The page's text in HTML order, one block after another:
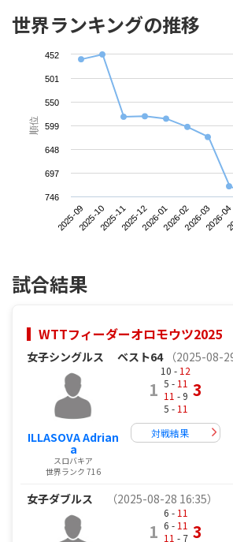
世界ランキングの推移
順位
2025-092025-102025-112025-122026-012026-022026-032026-04
452
501
550
599
648
697
746
試合結果
WTTフィーダーオロモウツ2025
女子シングルス ベスト64 （2025-08-
ILLASOVA Adrian
a
スロバキア
世界ランク 716
1
10 - 12
5 - 11
11 - 9
5 - 11
3
対戦結果
女子ダブルス （2025-08-28 16:35）
1
6 - 11
6 - 11
11 - 7 3